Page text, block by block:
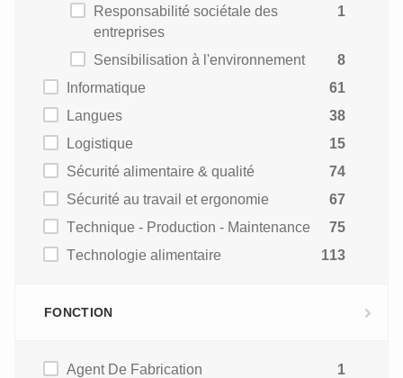
Responsabilité sociétale des
entreprises
1
Sensibilisation à l'environnement
8
Informatique
61
Langues
38
Logistique
15
Sécurité alimentaire & qualité
74
Sécurité au travail et ergonomie
67
Technique - Production - Maintenance
75
Technologie alimentaire
113
FONCTION
Agent De Fabrication
1